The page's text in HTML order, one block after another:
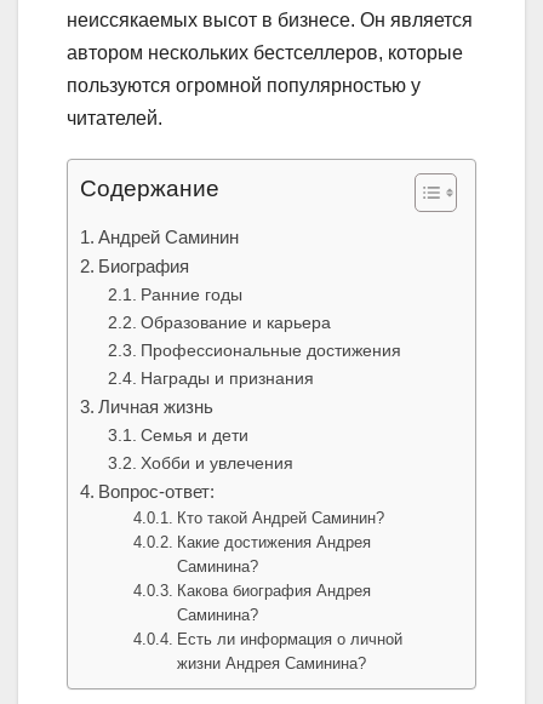
неиссякаемых высот в бизнесе. Он является
автором нескольких бестселлеров, которые
пользуются огромной популярностью у
читателей.
Содержание
Андрей Саминин
Биография
Ранние годы
Образование и карьера
Профессиональные достижения
Награды и признания
Личная жизнь
Семья и дети
Хобби и увлечения
Вопрос-ответ:
Кто такой Андрей Саминин?
Какие достижения Андрея
Саминина?
Какова биография Андрея
Саминина?
Есть ли информация о личной
жизни Андрея Саминина?